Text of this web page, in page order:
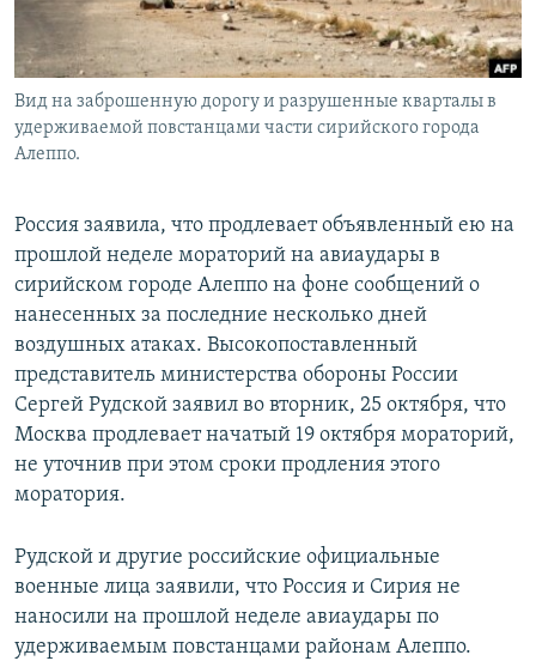
Вид на заброшенную дорогу и разрушенные кварталы в
удерживаемой повстанцами части сирийского города
Алеппо.
Россия заявила, что продлевает объявленный ею на
прошлой неделе мораторий на авиаудары в
сирийском городе Алеппо на фоне сообщений о
нанесенных за последние несколько дней
воздушных атаках. Высокопоставленный
представитель министерства обороны России
Сергей Рудской заявил во вторник, 25 октября, что
Москва продлевает начатый 19 октября мораторий,
не уточнив при этом сроки продления этого
моратория.
Рудской и другие российские официальные
военные лица заявили, что Россия и Сирия не
наносили на прошлой неделе авиаудары по
удерживаемым повстанцами районам Алеппо.